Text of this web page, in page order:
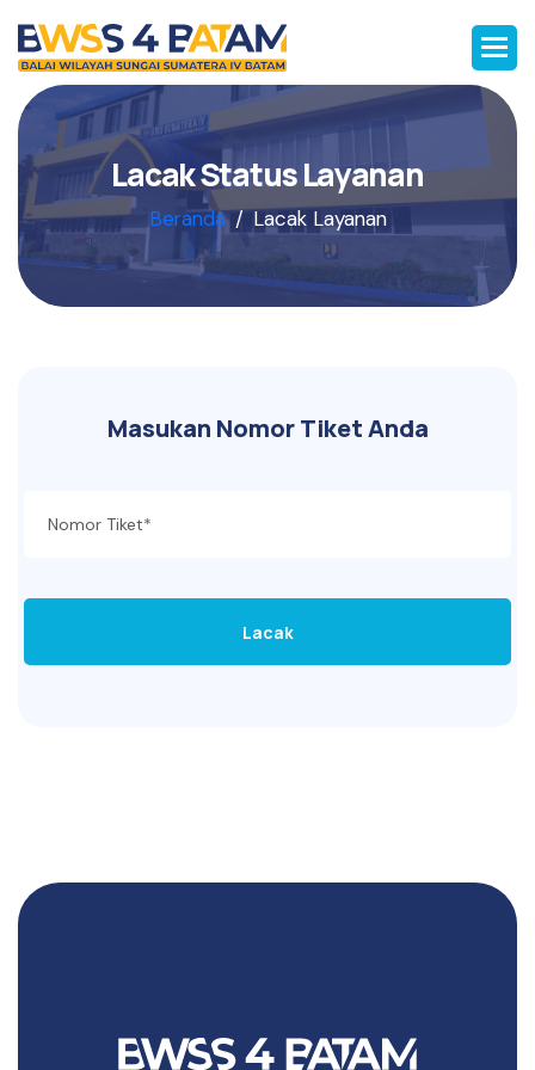
LacakStatusLayanan
Beranda Lacak Layanan
Masukan Nomor Tiket Anda
Lacak